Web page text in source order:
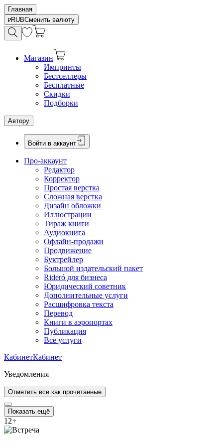
Главная
RUBСменить валюту
Магазин
Импринты
Бестселлеры
Бесплатные
Скидки
Подборки
Автору
Войти в аккаунт
Про-аккаунт
Редактор
Корректор
Простая верстка
Сложная верстка
Дизайн обложки
Иллюстрации
Тираж книги
Аудиокнига
Офлайн-продажи
Продвижение
Буктрейлер
Большой издательский пакет
Rideró для бизнеса
Юридический советник
Дополнительные услуги
Расшифровка текста
Перевод
Книги в аэропортах
Публикация
Все услуги
КабинетКабинет
Уведомления
Отметить все как прочитанные
Показать ещё
12+